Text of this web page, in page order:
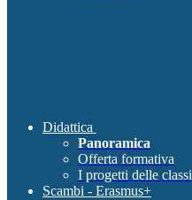
Didattica
Panoramica
Offerta formativa
I progetti delle classi
Scambi - Erasmus+